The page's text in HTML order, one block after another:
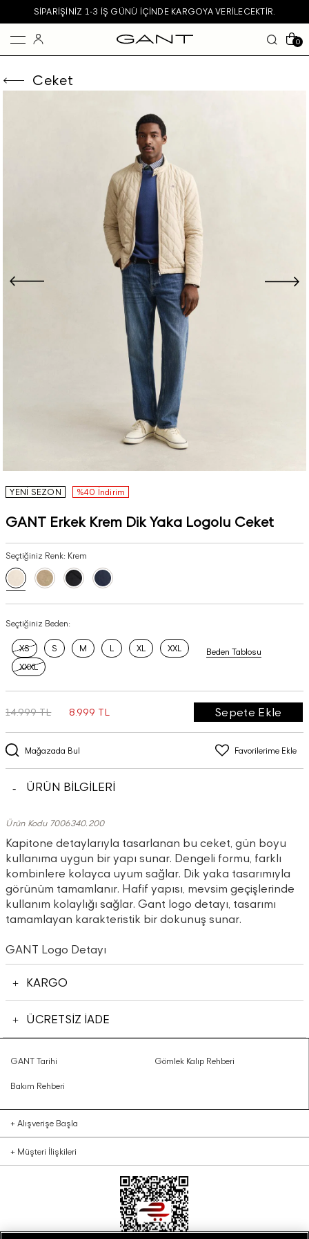
SIPARIŞINIZ 1-3 IŞ GÜNÜ IÇINDE KARGOYA VERILECEKTIR.
0
Ceket
YENİ SEZON %40 İndirim
GANT Erkek Krem Dik Yaka Logolu Ceket
Seçtiğiniz Renk: Krem
Seçtiğiniz Beden:
XS S M L XL
XXL
XXXL
Beden Tablosu
Mağazada Bul Favorilerime Ekle
14.999 TL 8.999 TL Sepete Ekle
ÜRÜN BİLGİLERİ
Ürün Kodu 7006340.200
Kapitone detaylarıyla tasarlanan bu ceket, gün boyu
kullanıma uygun bir yapı sunar. Dengeli formu, farklı
kombinlere kolayca uyum sağlar. Dik yaka tasarımıyla
görünüm tamamlanır. Hafif yapısı, mevsim geçişlerinde
kullanım kolaylığı sağlar. Gant logo detayı, tasarımı
tamamlayan karakteristik bir dokunuş sunar.
GANT Logo Detayı
KARGO
ÜCRETSİZ İADE
GANT Tarihi Gömlek Kalıp Rehberi
Bakım Rehberi
+ Alışverişe Başla
+ Müşteri İlişkileri